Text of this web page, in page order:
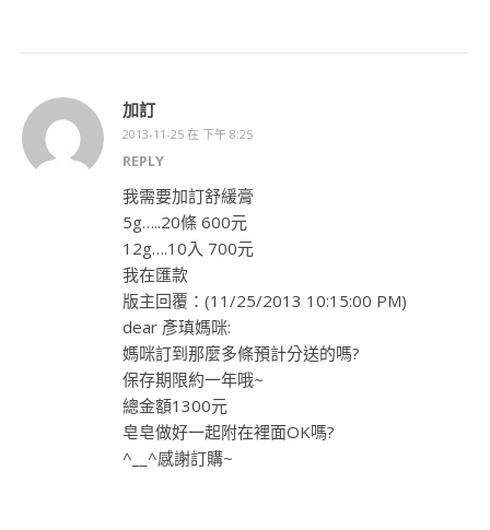
加訂
2013-11-25 在 下午 8:25
REPLY
我需要加訂舒緩膏
5g…..20條 600元
12g….10入 700元
我在匯款
版主回覆：(11/25/2013 10:15:00 PM)
dear 彥瑱媽咪:
媽咪訂到那麼多條預計分送的嗎?
保存期限約一年哦~
總金額1300元
皂皂做好一起附在裡面OK嗎?
^__^感謝訂購~